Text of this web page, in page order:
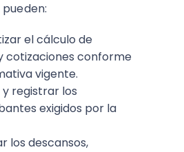
el cálculo de
cotizaciones conforme
vigente.
registrar los
exigidos por la
los descansos,